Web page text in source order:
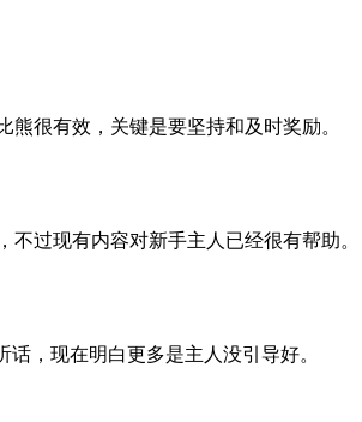
很有效，关键是要坚持和及时奖励。
过现有内容对新手主人已经很有帮助。
，现在明白更多是主人没引导好。